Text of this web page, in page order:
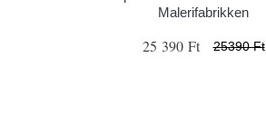
Malerifabrikken
25 390 Ft 25390 Ft